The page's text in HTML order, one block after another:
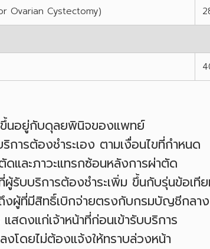
Ovarian Cystectomy)
ขึ้นอยู่กับดุลยพินิจของแพทย์
การต้องชำระเอง ตามเงื่อนไขที่กำหนด
และภาวะแทรกซ้อนหลังการผ่าตัด
รับบริการต้องชำระเพิ่ม ขึ้นกับรุ่นข้อเที
งผู้ที่มีสิทธิ์เบิกจ่ายตรงกับกรมบัญชีกลาง
สดงแก่เจ้าหน้าที่ก่อนเข้ารับบริการ
โดยไม่ต้องแจ้งให้ทราบล่วงหน้า